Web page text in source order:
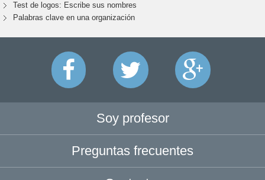
Test de logos: Escribe sus nombres
Palabras clave en una organización
Soy profesor
Preguntas frecuentes